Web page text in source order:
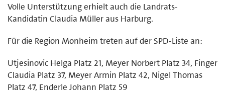
Volle Unterstützung erhielt auch die Landrats-
Kandidatin Claudia Müller aus Harburg.
Für die Region Monheim treten auf der SPD-Liste an:
Utjesinovic Helga Platz 21, Meyer Norbert Platz 34, Finger
Claudia Platz 37, Meyer Armin Platz 42, Nigel Thomas
Platz 47, Enderle Johann Platz 59